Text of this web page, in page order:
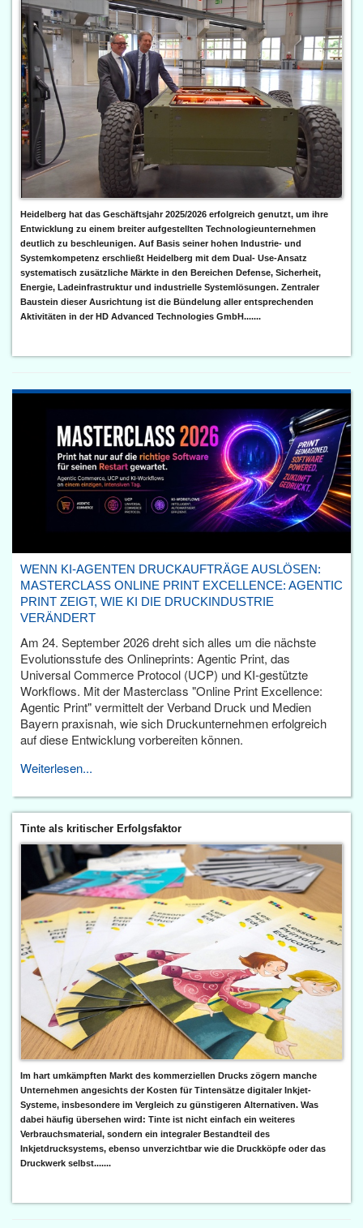
Heidelberg hat das Geschäftsjahr 2025/2026 erfolgreich genutzt, um ihre
Entwicklung zu einem breiter aufgestellten Technologieunternehmen
deutlich zu beschleunigen. Auf Basis seiner hohen Industrie- und
Systemkompetenz erschließt Heidelberg mit dem Dual- Use-Ansatz
systematisch zusätzliche Märkte in den Bereichen Defense, Sicherheit,
Energie, Ladeinfrastruktur und industrielle Systemlösungen. Zentraler
Baustein dieser Ausrichtung ist die Bündelung aller entsprechenden
Aktivitäten in der HD Advanced Technologies GmbH.......
WENN KI-AGENTEN DRUCKAUFTRÄGE AUSLÖSEN:
MASTERCLASS ONLINE PRINT EXCELLENCE: AGENTIC
PRINT ZEIGT, WIE KI DIE DRUCKINDUSTRIE
VERÄNDERT
Am 24. September 2026 dreht sich alles um die nächste
Evolutionsstufe des Onlineprints: Agentic Print, das
Universal Commerce Protocol (UCP) und KI-gestützte
Workflows. Mit der Masterclass "Online Print Excellence:
Agentic Print" vermittelt der Verband Druck und Medien
Bayern praxisnah, wie sich Druckunternehmen erfolgreich
auf diese Entwicklung vorbereiten können.
Weiterlesen...
Tinte als kritischer Erfolgsfaktor
Im hart umkämpften Markt des kommerziellen Drucks zögern manche
Unternehmen angesichts der Kosten für Tintensätze digitaler Inkjet-
Systeme, insbesondere im Vergleich zu günstigeren Alternativen. Was
dabei häufig übersehen wird: Tinte ist nicht einfach ein weiteres
Verbrauchsmaterial, sondern ein integraler Bestandteil des
Inkjetdrucksystems, ebenso unverzichtbar wie die Druckköpfe oder das
Druckwerk selbst.......